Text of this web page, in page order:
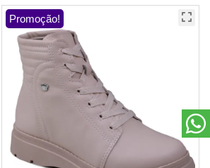
Promoção!